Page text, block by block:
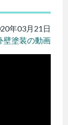
年03月21日
壁塗装の動画